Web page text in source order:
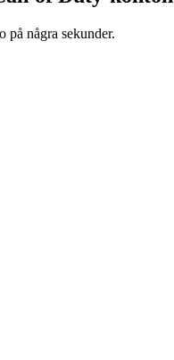
några sekunder.